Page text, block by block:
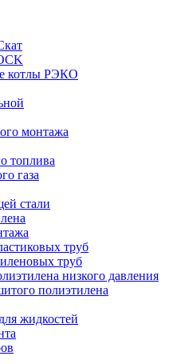
котлы РЭКО
монтажа
топлива
газа
стали
труб
труб
низкого давления
полиэтилена
жидкостей